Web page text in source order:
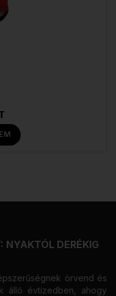
NYAKTÓL DERÉKIG
örvend és
álló évtizedben, ahogy